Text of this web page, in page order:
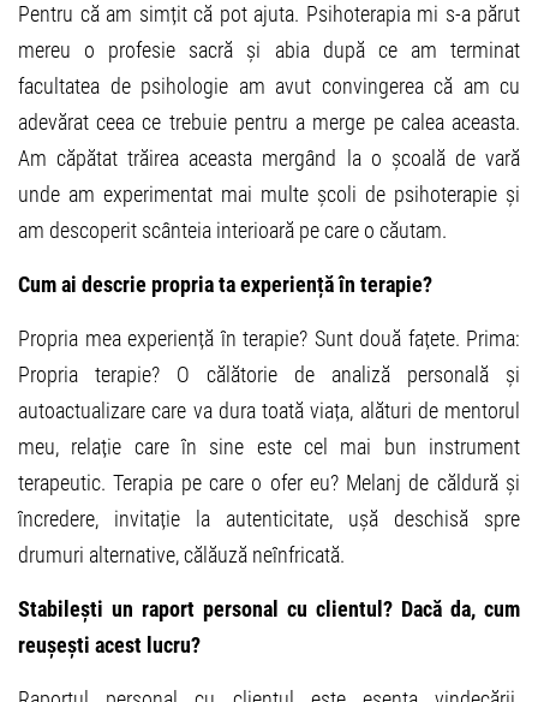
Pentru că am simțit că pot ajuta. Psihoterapia mi s-a părut
mereu o profesie sacră și abia după ce am terminat
facultatea de psihologie am avut convingerea că am cu
adevărat ceea ce trebuie pentru a merge pe calea aceasta.
Am căpătat trăirea aceasta mergând la o școală de vară
unde am experimentat mai multe școli de psihoterapie și
am descoperit scânteia interioară pe care o căutam.
Cum ai descrie propria ta experiență în terapie?
Propria mea experiență în terapie? Sunt două fațete. Prima:
Propria terapie? O călătorie de analiză personală și
autoactualizare care va dura toată viața, alături de mentorul
meu, relație care în sine este cel mai bun instrument
terapeutic. Terapia pe care o ofer eu? Melanj de căldură și
încredere, invitație la autenticitate, ușă deschisă spre
drumuri alternative, călăuză neînfricată.
Stabilești un raport personal cu clientul? Dacă da, cum
reușești acest lucru?